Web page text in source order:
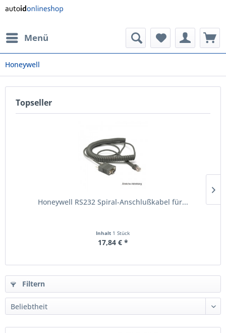
Menü
Honeywell
Topseller
Honeywell RS232 Spiral-Anschlußkabel für...
Inhalt 1 Stück
17,84 € *
Filtern